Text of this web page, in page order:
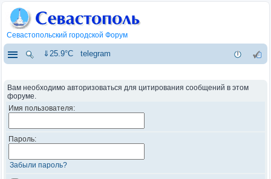
Севастопольский городской Форум
⇓25.9°C telegram
Вам необходимо авторизоваться для цитирования сообщений в этом
форуме.
Имя пользователя:
Пароль:
Забыли пароль?